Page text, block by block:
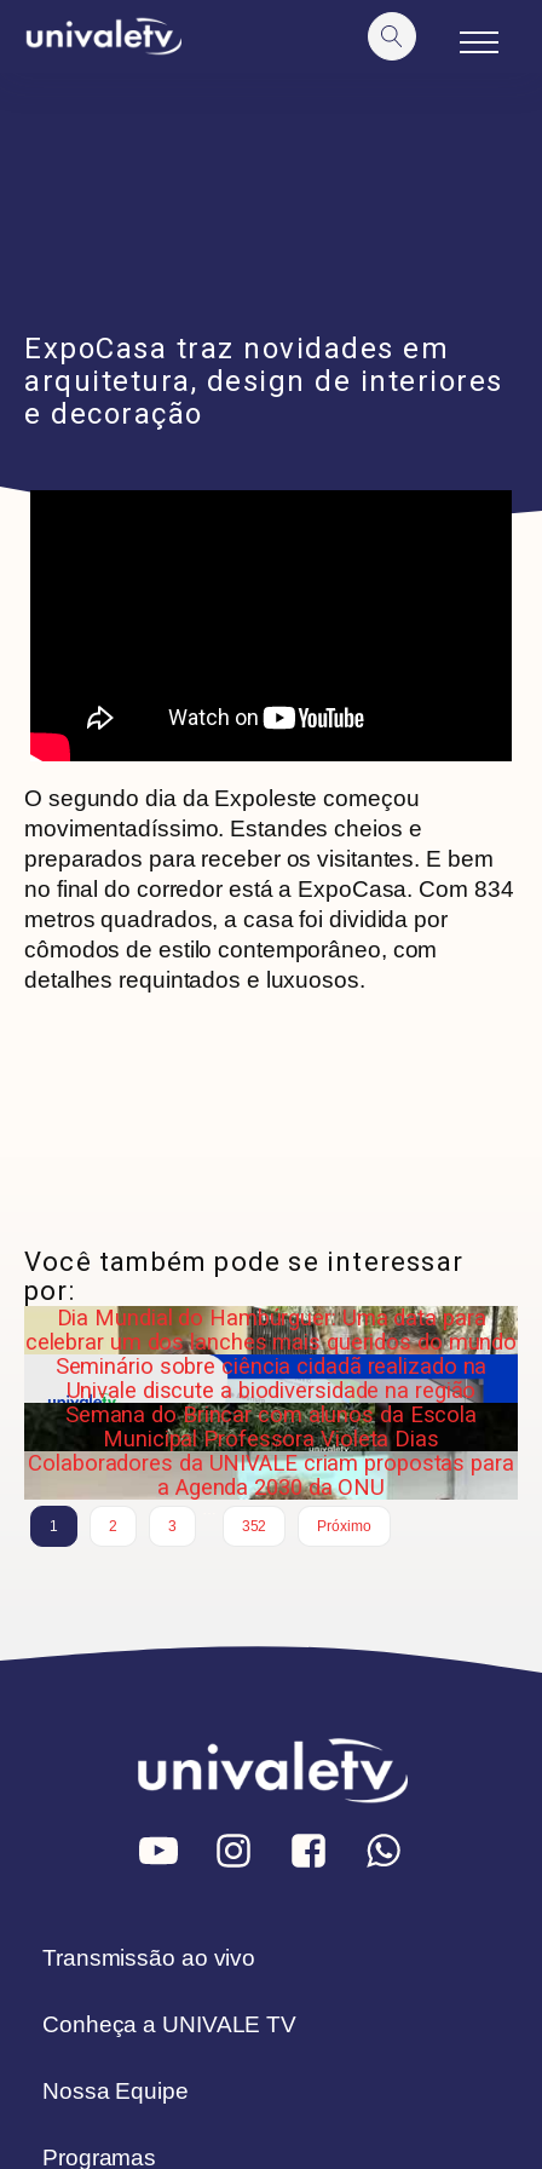
conteúdo
ExpoCasa traz novidades em
arquitetura, design de interiores
e decoração
O segundo dia da Expoleste começou
movimentadíssimo. Estandes cheios e
preparados para receber os visitantes. E bem
no final do corredor está a ExpoCasa. Com 834
metros quadrados, a casa foi dividida por
cômodos de estilo contemporâneo, com
detalhes requintados e luxuosos.
Você também pode se interessar
por:
Dia Mundial do Hambúrguer: Uma data para
celebrar um dos lanches mais queridos do mundo
Seminário sobre ciência cidadã realizado na
Univale discute a biodiversidade na região
Semana do Brincar com alunos da Escola
Municipal Professora Violeta Dias
Colaboradores da UNIVALE criam propostas para
a Agenda 2030 da ONU
1 2 3
352
Próximo
Transmissão ao vivo
Conheça a UNIVALE TV
Nossa Equipe
Programas